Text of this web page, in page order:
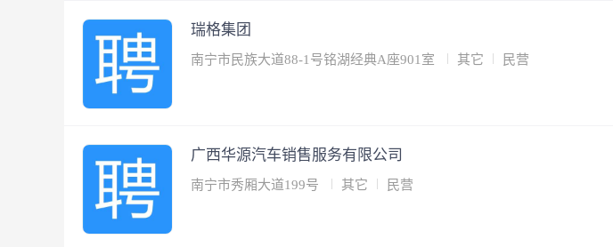
瑞格集团
南宁市民族大道88-1号铭湖经典A座901室 其它 民营
广西华源汽车销售服务有限公司
南宁市秀厢大道199号 其它 民营